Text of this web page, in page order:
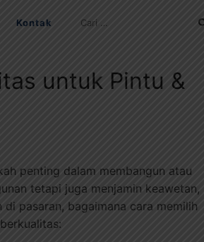
Kontak
untuk Pintu &
penting dalam membangun atau
tetapi juga menjamin keawetan,
pasaran, bagaimana cara memilih